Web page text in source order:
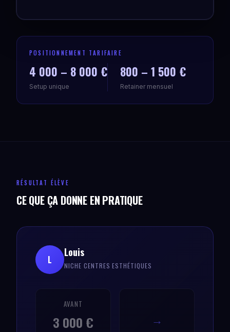
POSITIONNEMENT TARIFAIRE
4 000 – 8 000 €
Setup unique
800 – 1 500 €
Retainer mensuel
RÉSULTAT ÉLÈVE
CE QUE ÇA DONNE EN PRATIQUE
L
Louis
NICHE CENTRES ESTHÉTIQUES
AVANT
3 000 € →